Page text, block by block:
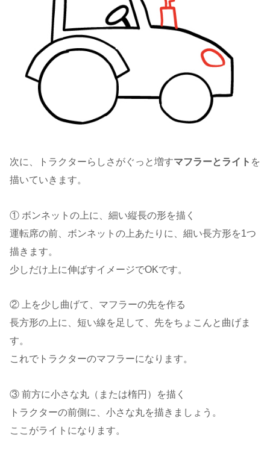
次に、トラクターらしさがぐっと増すマフラーとライト を
描いていきます。
① ボンネットの上に、細い縦長の形を描く
運転席の前、ボンネットの上あたりに、細い長方形を1つ
描きます。
少しだけ上に伸ばすイメージでOKです。
② 上を少し曲げて、マフラーの先を作る
長方形の上に、短い線を足して、先をちょこんと曲げま
す。
これでトラクターのマフラーになります。
③ 前方に小さな丸（または楕円）を描く
トラクターの前側に、小さな丸を描きましょう。
ここがライトになります。